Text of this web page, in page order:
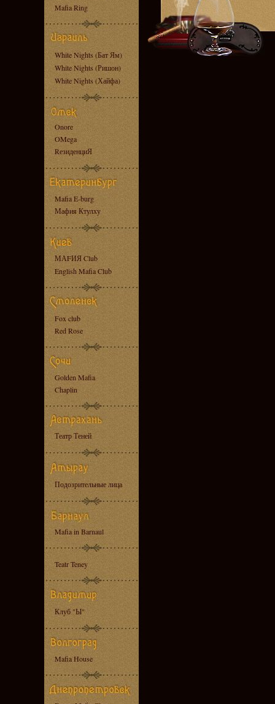
Mafia Ring
White Nights (Бат Ям)
White Nights (Ришон)
White Nights (Хайфа)
Onore
OMega
RезиденциЯ
Mafia E-burg
Мафия Ктулху
МАFИЯ Club
English Mafia Club
Fox club
Red Rose
Golden Mafia
Chaplin
Театр Теней
Подозрительные лица
Mafia in Barnaul
Teatr Teney
Клуб "Ы"
Mafia House